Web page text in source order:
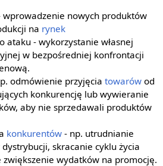
wprowadzenie nowych produktów
na rynek
ataku - wykorzystanie własnej
w bezpośredniej konfrontacji
odmówienie przyjęciatowarów od
konkurencję lub wywieranie
aby nie sprzedawali produktów
konkurentów - np. utrudnianie
skracanie cyklu życia
wydatków na promocję.